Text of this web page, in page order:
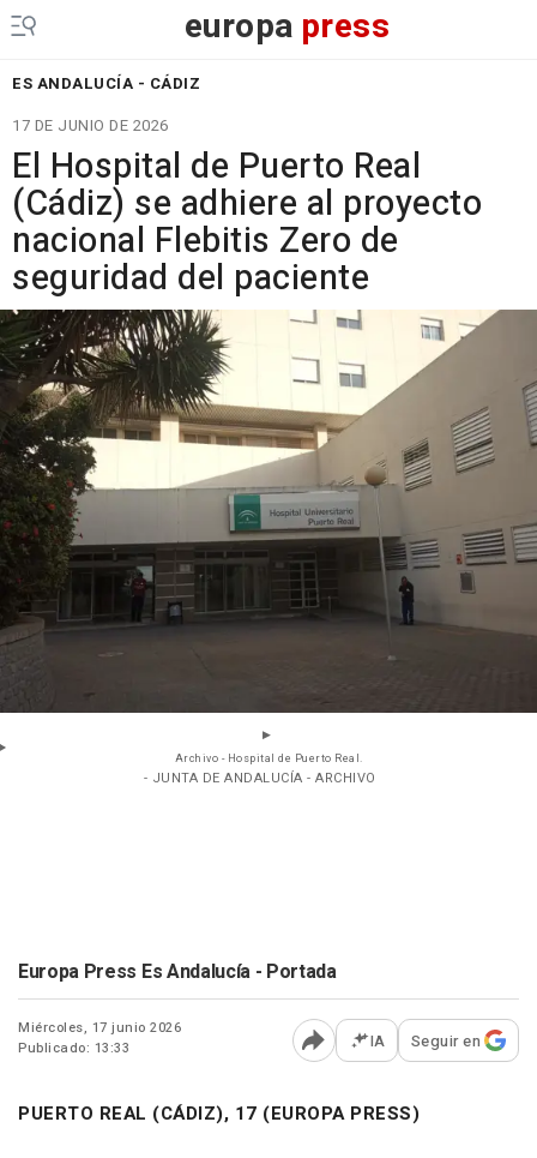
europa press
ES ANDALUCÍA - CÁDIZ
17 DE JUNIO DE 2026
El Hospital de Puerto Real
(Cádiz) se adhiere al proyecto
nacional Flebitis Zero de
seguridad del paciente
Archivo - Hospital de Puerto Real.
- JUNTA DE ANDALUCÍA - ARCHIVO
Europa Press Es Andalucía - Portada
Miércoles, 17 junio 2026
Publicado: 13:33
Abrir opciones para
IA Seguir en
PUERTO REAL (CÁDIZ), 17 (EUROPA PRESS)